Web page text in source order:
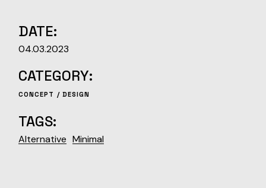
DATE:
04.03.2023
CATEGORY:
CONCEPT DESIGN
TAGS:
Alternative Minimal